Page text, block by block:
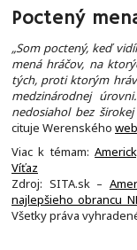
Poctený
„Som poctený, keď
mená hráčov, na
tých, proti ktorým
medzinárodnej
nedosiahol bez
cituje Werenského
Viac k témam:
Víťaz
Zdroj: SITA.sk –
najlepšieho obrancu
Všetky práva